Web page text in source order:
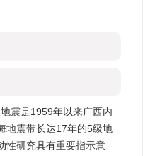
震是1959年以来广西内
地震带长达17年的5级地
性研究具有重要指示意